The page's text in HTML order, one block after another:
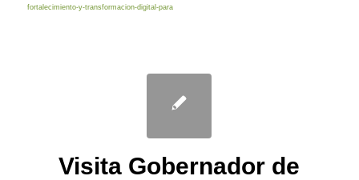
fortalecimiento-y-transformacion-digital-para
Visita Gobernador de